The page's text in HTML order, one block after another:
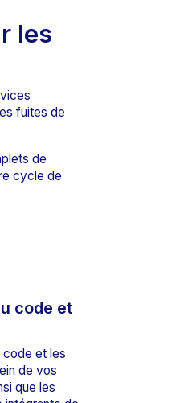
les
fuites de
de
cycle de
code et
code et les
de vos
que les